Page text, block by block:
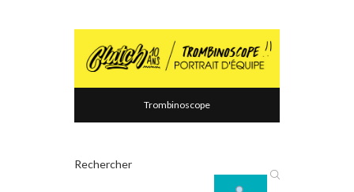
Trombinoscope
Rechercher